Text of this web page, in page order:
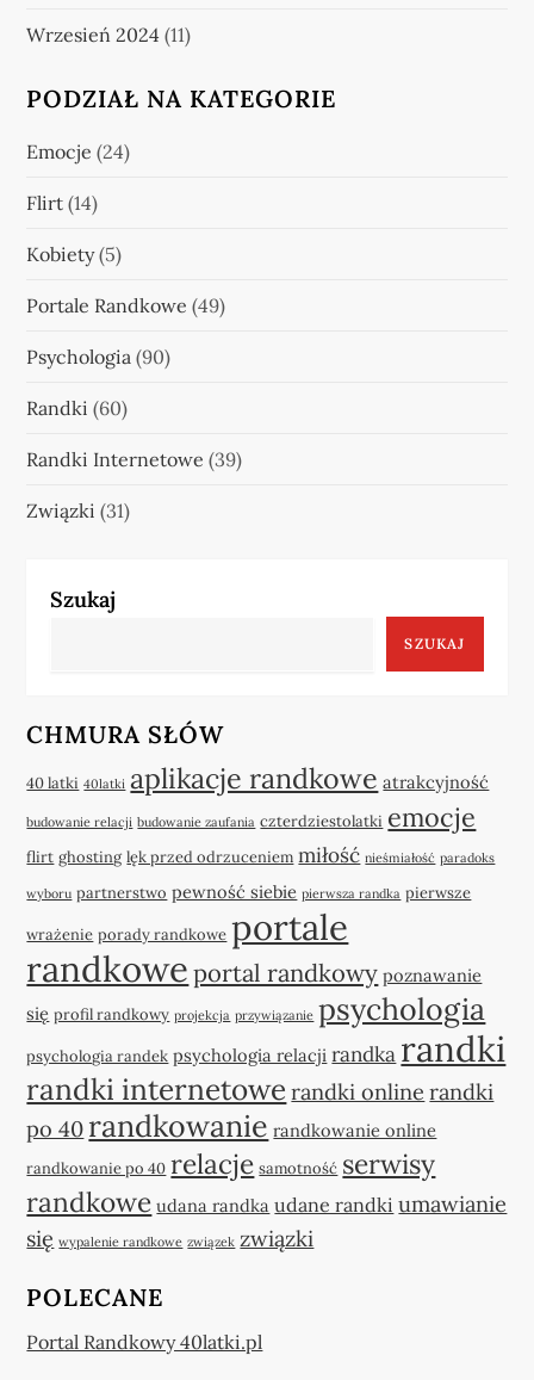
Wrzesień 2024 (11)
PODZIAŁ NA KATEGORIE
Emocje (24)
Flirt (14)
Kobiety(5)
Portale Randkowe (49)
Psychologia (90)
Randki (60)
Randki Internetowe (39)
Związki (31)
Szukaj
SZUKAJ
CHMURA SŁÓW
40 latki 40latki aplikacje randkowe atrakcyjność
budowanie relacji budowanie zaufania czterdziestolatki emocje
flirt ghosting lęk przed odrzuceniem miłość nieśmiałość paradoks
wyboru partnerstwo pewność siebie pierwsza randka pierwsze
wrażenie porady randkowe portale
randkowe portal randkowy poznawanie
się profil randkowy projekcja przywiązanie psychologia
psychologia randek psychologia relacji randka randki
randki internetowe randki online randki
po 40 randkowanie randkowanie online
randkowanie po 40 relacje samotność serwisy
randkowe udana randka udane randki umawianie
się wypalenie randkowe związek związki
POLECANE
Portal Randkowy 40latki.pl